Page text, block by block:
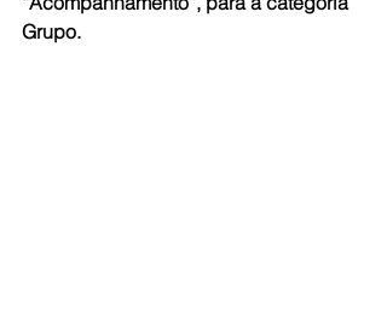
Grupo.